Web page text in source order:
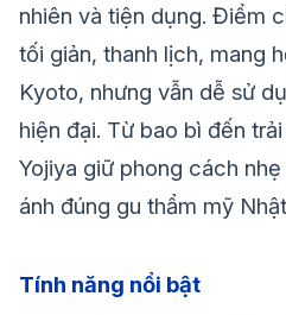
nhiên và tiện dụng. Điểm
tối giản, thanh lịch, mang
Kyoto, nhưng vẫn dễ sử
hiện đại. Từ bao bì đến
Yojiya giữ phong cách
ánh đúng gu thẩm mỹ
Tính năng nổi bật